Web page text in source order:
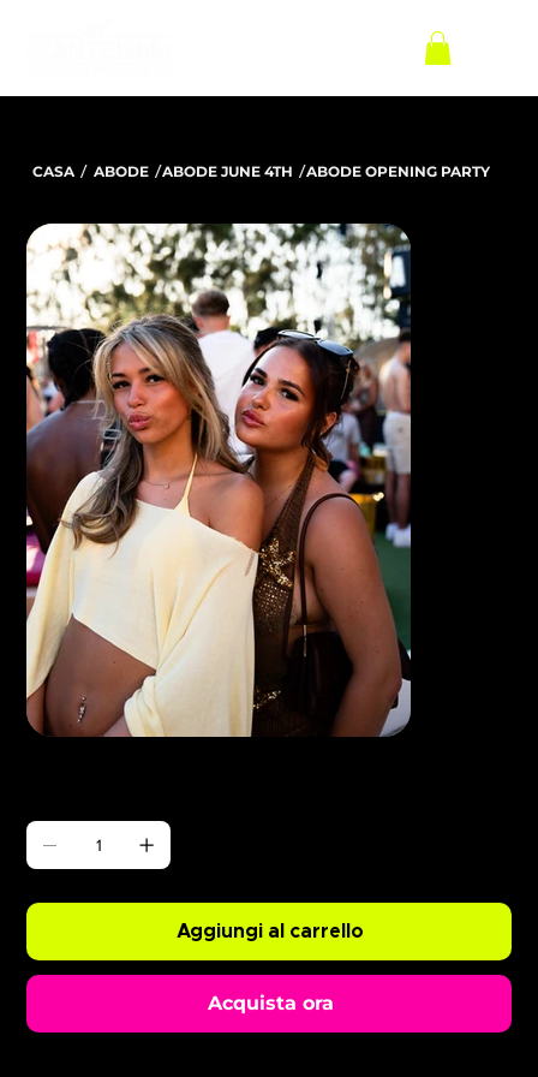
CASA / ABODE /ABODE JUNE 4TH /ABODE OPENING PARTY
Aggiungi al carrello
Acquista ora